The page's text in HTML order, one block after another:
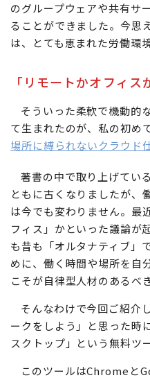
のグループウェアや共有サ
ることができました。今思
は、とても恵まれた労働環
「リモートかオフィ
そういった柔軟で機動的
て生まれたのが、私の初め
場所に縛られないクラウド
著書の中で取り上げてい
ともに古くなりましたが、
は今でも変わりません。最
フィス」かといった議論が
も昔も「オルタナティブ」
めに、働く時間や場所を自
こそが自律型人材のあるべ
そんなわけで今回ご紹介
ークをしよう」と思った時
スクトップ」という無料ツ
このツールはChromeと